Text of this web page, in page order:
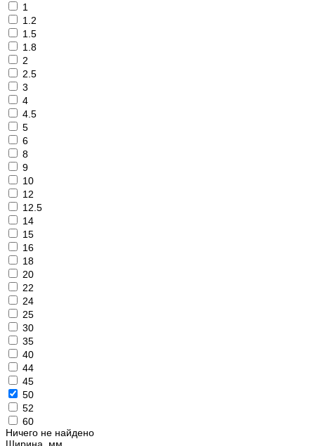
1
1.2
1.5
1.8
2
2.5
3
4
4.5
5
6
8
9
10
12
12.5
14
15
16
18
20
22
24
25
30
35
40
44
45
50
52
60
Ничего не найдено
Ширина, мм